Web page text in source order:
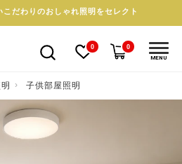
だわりのおしゃれ照明をセレクト
0 0
MENU
子供部屋照明